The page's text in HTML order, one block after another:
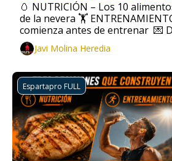
🥚 NUTRICIÓN – Los 10
de la nevera 🏋️
comienza antes de entrenar  💌
PERSONAL –  Carta a los
ESPARTAPRO FULL
Javi Molina Heredia
Espartapro FULL